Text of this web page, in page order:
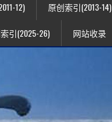
12) 原创索引(2013-14)
引(2025-26) 网站收录